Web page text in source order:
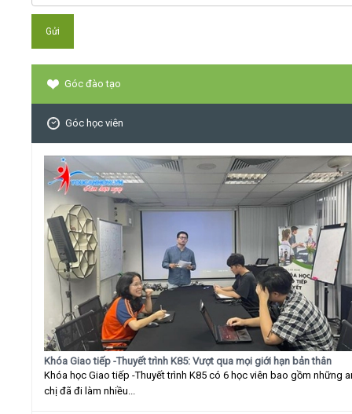
Góc đào tạo
Góc học viên
Khóa Giao tiếp -Thuyết trình K85: Vượt qua mọi giới hạn bản thân
Khóa học Giao tiếp -Thuyết trình K85 có 6 học viên bao gồm những
chị đã đi làm nhiều...